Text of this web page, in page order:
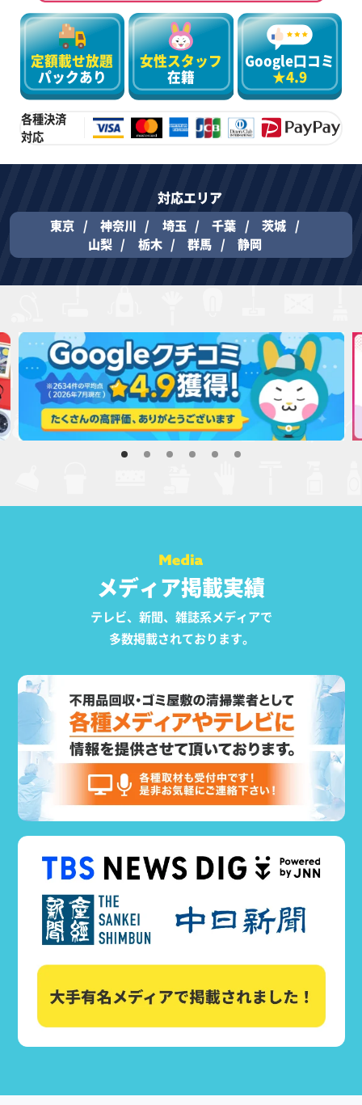
定額載せ放題
パックあり
女性スタッフ
在籍
Google口コミ
★4.9
各種決済
対応
対応エリア
東京 神奈川 埼玉 千葉
茨城
山梨
栃木 群馬 静岡
メディア掲載実績
テレビ、新聞、雑誌系メディアで
多数掲載されております。